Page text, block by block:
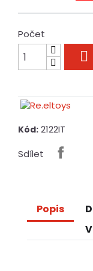
Počet

Kód: 2122IT
Sdílet
Popis